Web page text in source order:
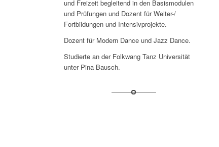
und Freizeit begleitend in den Basismodulen
und Prüfungen und Dozent für Weiter-/
Fortbildungen und Intensivprojekte.
Dozent für Modern Dance und Jazz Dance.
Studierte an der Folkwang Tanz Universität
unter Pina Bausch.